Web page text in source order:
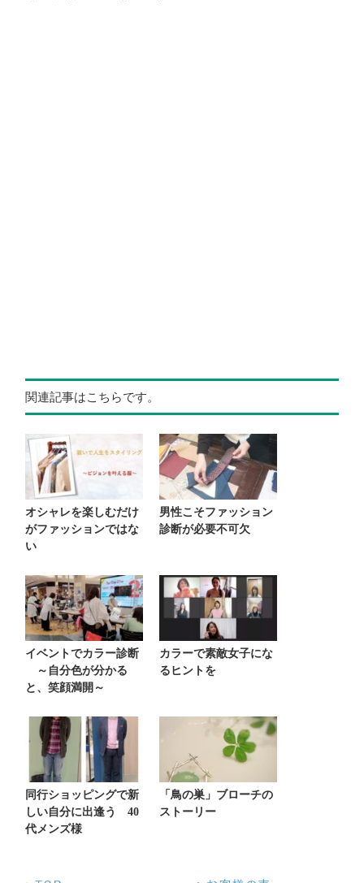
関連記事はこちらです。
オシャレを楽しむだけ
がファッションではな
い
男性こそファッション
診断が必要不可欠
イベントでカラー診断
～自分色が分かる
と、笑顔満開～
カラーで素敵女子にな
るヒントを
同行ショッピングで新
しい自分に出逢う 40
代メンズ様
「鳥の巣」ブローチの
ストーリー